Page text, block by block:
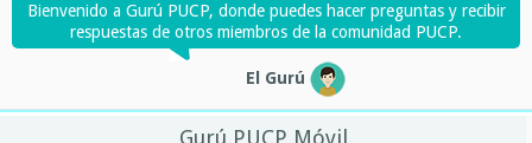
Bienvenido a Gurú PUCP, donde puedes hacer preguntas y recibir
respuestas de otros miembros de la comunidad PUCP.
El Gurú
Gurú PUCP Móvil